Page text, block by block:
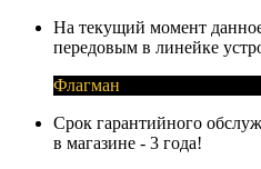
На текущий момент данное
передовым в линейке
Флагман
Срок гарантийного
в магазине - 3 года!